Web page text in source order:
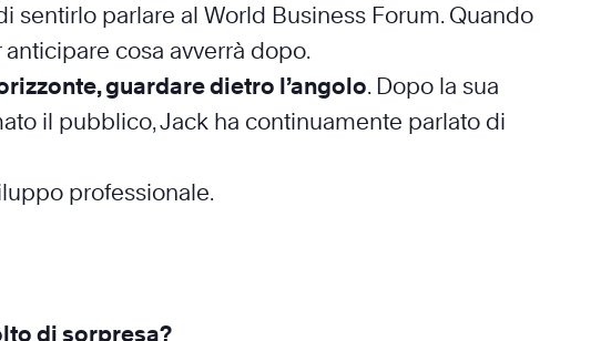
sentirlo parlare al World Business Forum. Quando
cosa avverrà dopo.
guardare dietro l’angolo. Dopo la sua
il pubblico, Jack ha continuamente parlato di
professionale.
di sorpresa?